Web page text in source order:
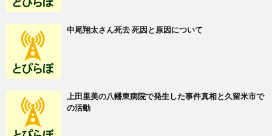
中尾翔太さん死去 死因と原因について
上田里美の八幡東病院で発生した事件真相と久留米市で
の活動